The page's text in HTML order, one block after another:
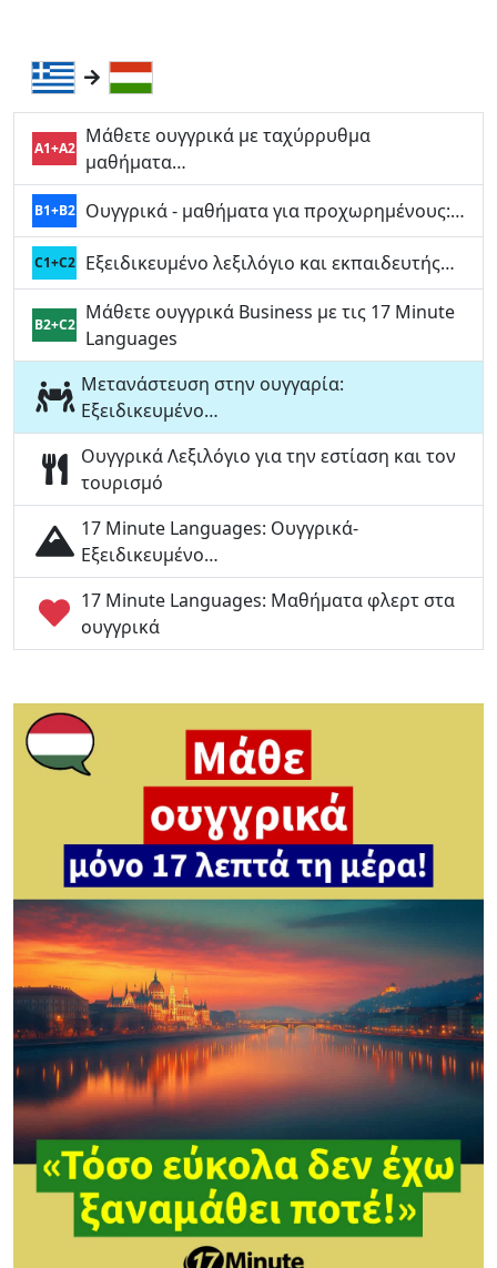
A1+A2
Μάθετε ουγγρικά με ταχύρρυθμα
μαθήματα…
B1+B2 Ουγγρικά - μαθήματα για προχωρημένους:…
C1+C2 Εξειδικευμένο λεξιλόγιο και εκπαιδευτής…
B2+C2
Μάθετε ουγγρικά Business με τις 17 Minute
Languages
Μετανάστευση στην ουγγαρία:
Εξειδικευμένο…
Ουγγρικά Λεξιλόγιο για την εστίαση και τον
τουρισμό
17 Minute Languages: Ουγγρικά-
Εξειδικευμένο…
17 Minute Languages: Μαθήματα φλερτ στα
ουγγρικά